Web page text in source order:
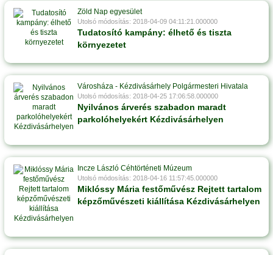
Zöld Nap egyesület
Utolsó módosítás: 2018-04-09 04:11:21.000000
Tudatosító kampány: élhető és tiszta
környezetet
Városháza - Kézdivásárhely Polgármesteri Hivatala
Utolsó módosítás: 2018-04-25 17:06:58.000000
Nyilvános árverés szabadon maradt
parkolóhelyekért Kézdivásárhelyen
Incze László Céhtörténeti Múzeum
Utolsó módosítás: 2018-04-16 11:57:45.000000
Miklóssy Mária festőművész Rejtett tartalom
képzőművészeti kiállítása Kézdivásárhelyen